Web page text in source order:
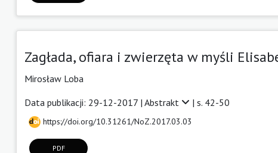
Zagłada, ofiara i zwierzęta w myśli
Mirosław Loba
Data publikacji: 29-12-2017 | Abstrakt | s. 42-50
https://doi.org/10.31261/NoZ.2017.03.03
PDF